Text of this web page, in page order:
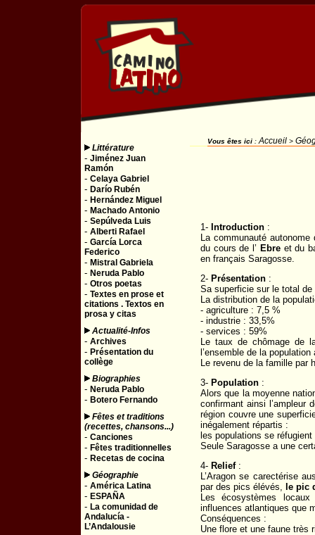
Littérature
- Jiménez Juan
Ramón
- Celaya Gabriel
- Darío Rubén
- Hernández Miguel
- Machado Antonio
- Sepúlveda Luis
- Alberti Rafael
- García Lorca
Federico
- Mistral Gabriela
- Neruda Pablo
- Otros poetas
- Textes en prose et
citations . Textos en
prosa y citas
Actualité-Infos
- Archives
- Présentation du
collège
Biographies
- Neruda Pablo
- Botero Fernando
Fêtes et traditions
(recettes, chansons...)
- Canciones
- Fêtes traditionnelles
- Recetas de cocina
Géographie
- América Latina
- ESPAÑA
- La comunidad de
Andalucía -
L’Andalousie
Vous êtes ici : Accueil >
1- Introduction :
La communauté
du cours de l’ Ebreet du
en français Saragosse.
2- Présentation :
Sa superficie sur le total
La distribution de la
- agriculture : 7,5 %
- industrie : 33,5%
- services : 59%
Le taux de chômage de
l’ensemble de la
Le revenu de la famille par
3- Population :
Alors que la moyenne
confirmant ainsi l’ampleur
région couvre une
inégalement répartis :
les populations se
Seule Saragosse a une
4- Relief:
L’Aragon se carectérise
par des pics élévés, le pic
Les écosystèmes
influences atlantiques que
Conséquences :
Une flore et une faune très